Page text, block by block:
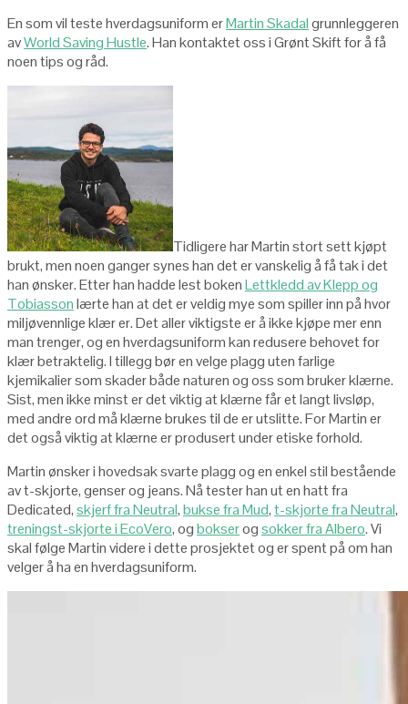
En som vil teste hverdagsuniform erMartin Skadalgrunnleggeren
avWorld Saving Hustle. Han kontaktet oss i Grønt Skift for å få
noen tips og råd.
Tidligere har Martin stort sett kjøpt
brukt, men noen ganger synes han det er vanskelig å få tak i det
han ønsker. Etter han hadde lest bokenLettkledd av Klepp og
Tobiassonlærte han at det er veldig mye som spiller inn på hvor
miljøvennlige klær er. Det aller viktigste er å ikke kjøpe mer enn
man trenger, og en hverdagsuniform kan redusere behovet for
klær betraktelig. I tillegg bør en velge plagg uten farlige
kjemikalier som skader både naturen og oss som bruker klærne.
Sist, men ikke minst er det viktig at klærne får et langt livsløp,
med andre ord må klærne brukes til de er utslitte. For Martin er
det også viktig at klærne er produsert under etiske forhold.
Martin ønsker i hovedsak svarte plagg og en enkel stil bestående
av t-skjorte, genser og jeans. Nå tester han ut en hatt fra
Dedicated,skjerf fra Neutral,bukse fra Mud,t-skjorte fra Neutral,
treningst-skjorte i EcoVero, ogbokserogsokker fra Albero. Vi
skal følge Martin videre i dette prosjektet og er spent på om han
velger å ha en hverdagsuniform.